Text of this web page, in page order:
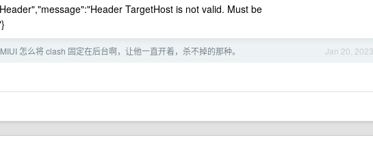
TargetHost is not valid. Must be
Jan 20, 2023
MIUI 怎么将 clash 固定在后台啊，让他一直开着，杀不掉的那种。